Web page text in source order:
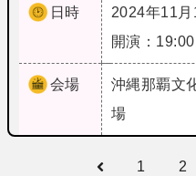
日時
2024年11月
開演：19:00
会場 沖縄那覇文
場
1 2